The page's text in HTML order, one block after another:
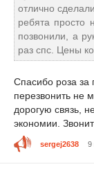
отлично
ребята просто
позвонили, а
раз спс. Цены
Спасибо роза
перезвонить не
дорогую связь,
экономии.
sergej2638 9